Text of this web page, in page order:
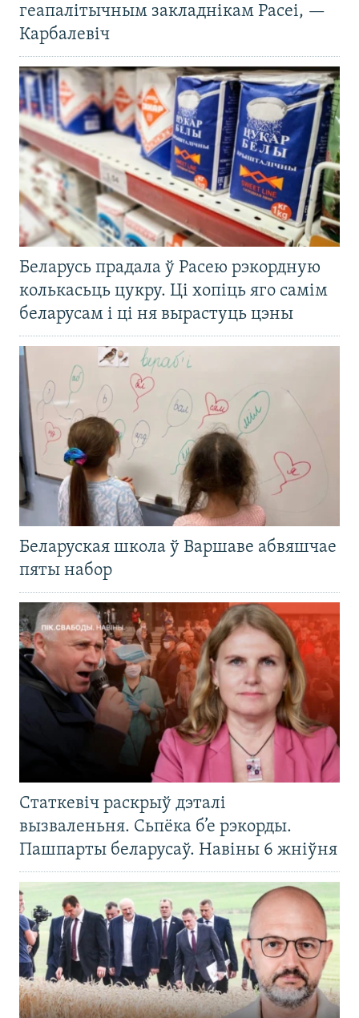
геапалітычным закладнікам Расеі, —
Карбалевіч
Беларусь прадала ў Расею рэкордную
колькасьць цукру. Ці хопіць яго самім
беларусам і ці ня вырастуць цэны
Беларуская школа ў Варшаве абвяшчае
пяты набор
Статкевіч раскрыў дэталі
вызваленьня. Сьпёка б’е рэкорды.
Пашпарты беларусаў. Навіны 6 жніўня